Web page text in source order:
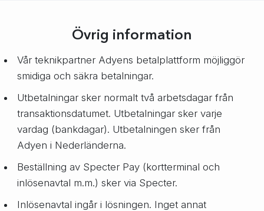
Övrig information
Vår teknikpartner Adyens betalplattform möjliggör
smidiga och säkra betalningar.
Utbetalningar sker normalt två arbetsdagar från
transaktionsdatumet. Utbetalningar sker varje
vardag (bankdagar). Utbetalningen sker från
Adyen i Nederländerna.
Beställning av Specter Pay (kortterminal och
inlösenavtal m.m.) sker via Specter.
Inlösenavtal ingår i lösningen. Inget annat